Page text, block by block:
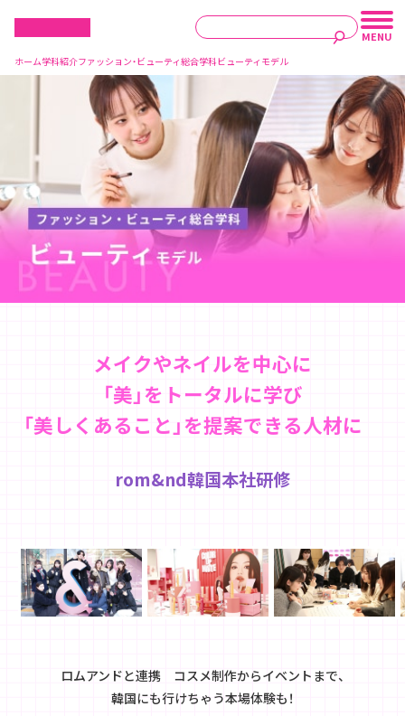
ホーム学科紹介ファッション・ビューティ総合学科ビューティモデル
メイクやネイルを中心に
「美」をトータルに学び
「美しくあること」を提案できる人材に
rom&nd韓国本社研修
ロムアンドと連携 コスメ制作からイベントまで、
韓国にも行けちゃう本場体験も！